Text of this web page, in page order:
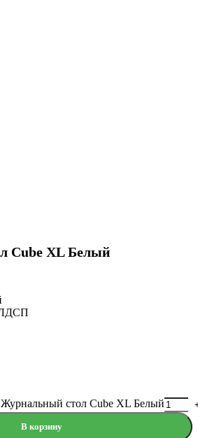
Cube XL Белый
Журнальный стол Cube XL Белый
В корзину